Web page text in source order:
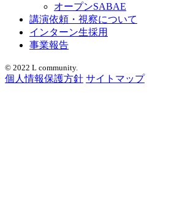
オープンSABAE
講演依頼・視察について
インターン生採用
事業報告
© 2022 L community.
個人情報保護方針 サイトマップ